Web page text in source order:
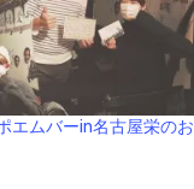
エムバーin名古屋栄のお